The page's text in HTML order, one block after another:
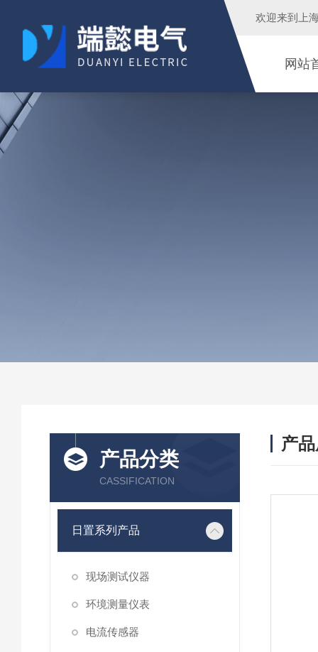
欢迎来到 上
网站
产品分类
CASSIFICATION
日置系列产品
现场测试仪器
环境测量仪表
电流传感器
产